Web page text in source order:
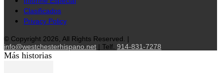
Clasificados
Privacy Policy
© Copyright 2026, All Rights Reserved. |
info@westchesterhispano.net | Telf. 914-831-7278
Más historias